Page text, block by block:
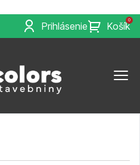
Prihlásenie
0
Košík